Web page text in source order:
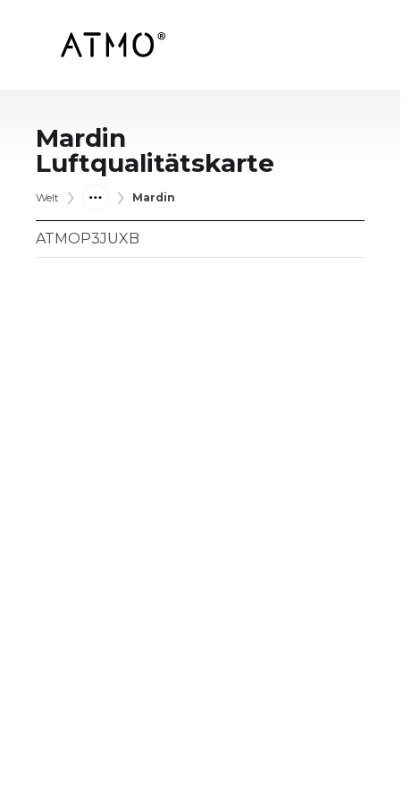
Mardin
Luftqualitätskarte
Welt Mardin
ATMOP3JUXB